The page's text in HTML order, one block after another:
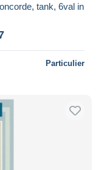
tank, 6val in
Particulier